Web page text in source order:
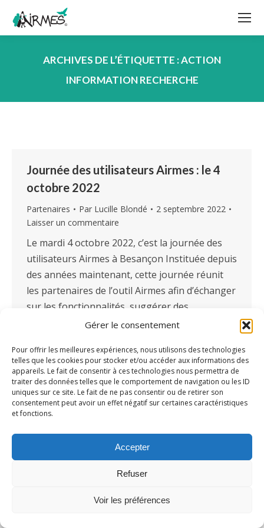
Gérer le consentement
Pour offrir les meilleures expériences, nous utilisons des technologies
telles que les cookies pour stocker et/ou accéder aux informations des
appareils. Le fait de consentir à ces technologies nous permettra de
traiter des données telles que le comportement de navigation ou les ID
uniques sur ce site. Le fait de ne pas consentir ou de retirer son
consentement peut avoir un effet négatif sur certaines caractéristiques
et fonctions.
Accepter
Refuser
Voir les préférences
ARCHIVES DE L’ÉTIQUETTE :ACTION
INFORMATION RECHERCHE
Journée des utilisateurs Airmes : le 4
octobre 2022
Partenaires Par Lucille Blondé
2 septembre 2022
Laisser un commentaire
Le mardi 4 octobre 2022, c’est la journée des
utilisateurs Airmes à Besançon Instituée depuis
des années maintenant, cette journée réunit
les partenaires de l’outil Airmes afin d’échanger
sur les fonctionnalités, suggérer des
améliorations, co-construire l’outil de Dossier
professionnels du médico-social, Airmes
développe l’outil en cohérence avec…